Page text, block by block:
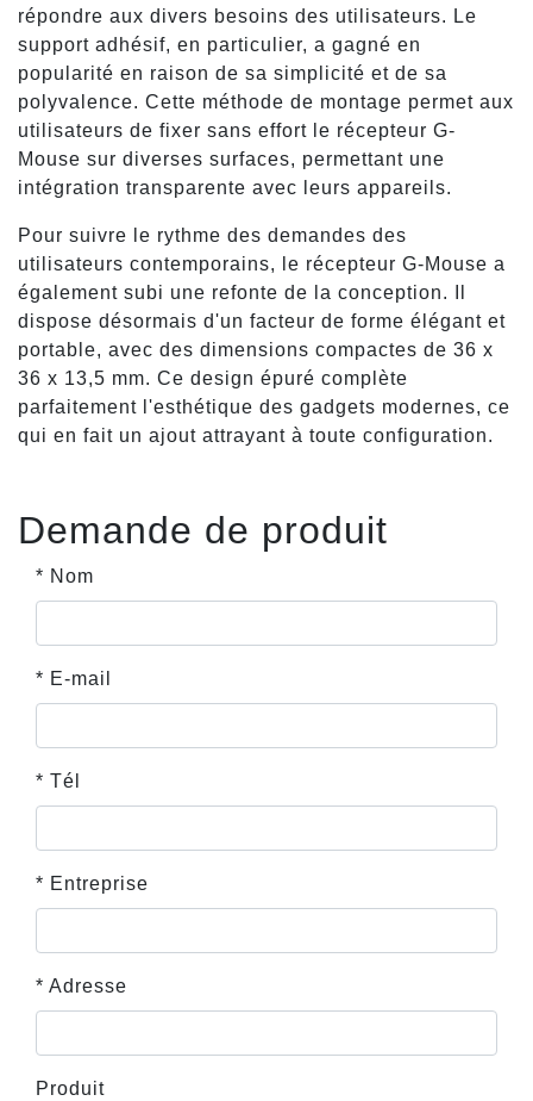
répondre aux divers besoins des utilisateurs. Le
support adhésif, en particulier, a gagné en
popularité en raison de sa simplicité et de sa
polyvalence. Cette méthode de montage permet aux
utilisateurs de fixer sans effort le récepteur G-
Mouse sur diverses surfaces, permettant une
intégration transparente avec leurs appareils.
Pour suivre le rythme des demandes des
utilisateurs contemporains, le récepteur G-Mouse a
également subi une refonte de la conception. Il
dispose désormais d'un facteur de forme élégant et
portable, avec des dimensions compactes de 36 x
36 x 13,5 mm. Ce design épuré complète
parfaitement l'esthétique des gadgets modernes, ce
qui en fait un ajout attrayant à toute configuration.
Demande de produit
* Nom
* E-mail
* Tél
* Entreprise
* Adresse
Produit